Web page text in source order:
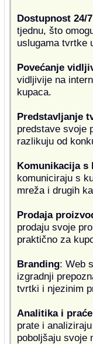
Dostupnost 24/7
tjednu, što
uslugama tvrtke
Povećanje
vidljivije na
kupaca.
Predstavljanje
predstave svoje
razlikuju od
Komunikacija s
komuniciraju s
mreža i drugih
Prodaja
prodaju svoje
praktično za
Branding: Web
izgradnji
tvrtki i njezinim
Analitika i
prate i
poboljšaju svoje